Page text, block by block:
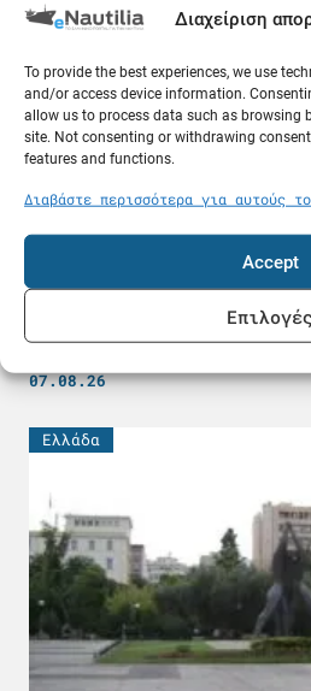
Διαχείριση
To provide the best experiences, we use
and/or access device information.
allow us to process data such as browsing
site. Not consenting or withdrawing
features and functions.
Διαβάστε περισσότερα για αυτούς
Accept
Επιλογές
Κόσμος
«Στοπ» από δύο
ρωσικά λιμάνια της Μαύρης
07.08.26
Ελλάδα